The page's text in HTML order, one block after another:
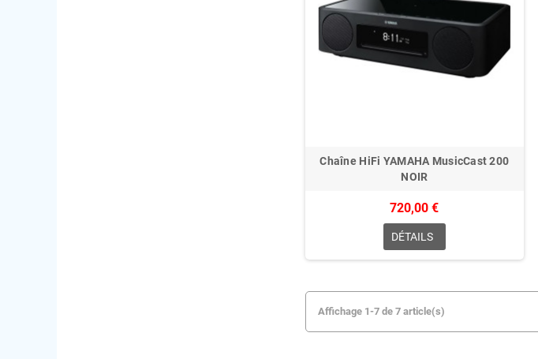
Chaîne HiFi YAMAHA MusicCast 200
NOIR
720,00 €
DÉTAILS
Affichage 1-7 de 7 article(s)